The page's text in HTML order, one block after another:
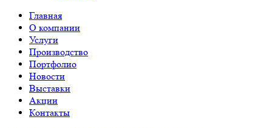
Главная
О компании
Услуги
Производство
Портфолио
Новости
Выставки
Акции
Контакты